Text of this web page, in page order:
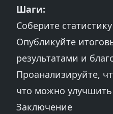
Шаги:
Соберите
Опубликуйте
результатами и
Проанализируйте,
что можно
Заключение